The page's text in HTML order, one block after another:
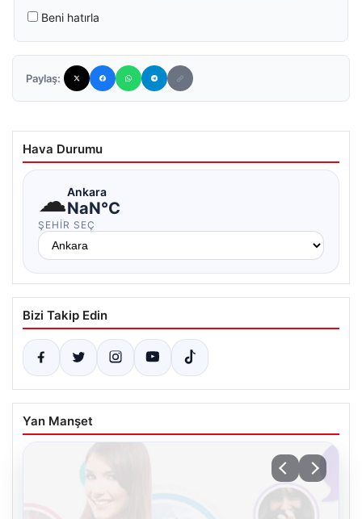
Beni hatırla
Paylaş:
Hava Durumu
☁Ankara
NaN°C
ŞEHIR SEÇ
Bizi Takip Edin
Yan Manşet